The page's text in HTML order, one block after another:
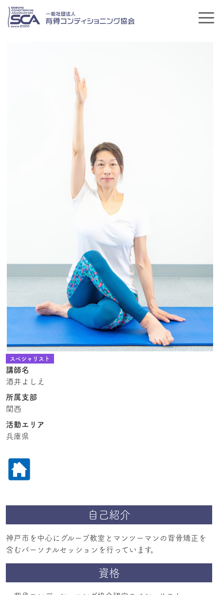
スペシャリスト
講師名
酒井よしえ
所属支部
関西
活動エリア
兵庫県
自己紹介
神戸市を中心にグループ教室とマンツーマンの背骨矯正を
含むパーソナルセッションを行っています。
資格